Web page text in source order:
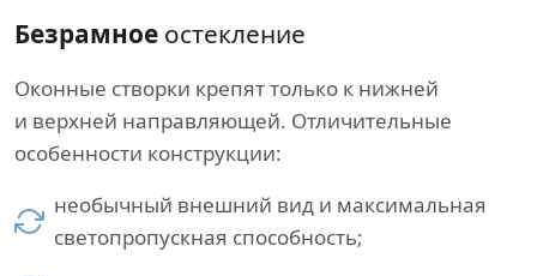
Безрамное остекление
Оконные створки крепят только к нижней
и верхней направляющей. Отличительные
особенности конструкции:
необычный внешний вид и максимальная
светопропускная способность;